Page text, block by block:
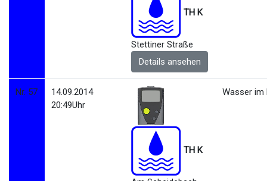
TH K
Stettiner Straße
Details ansehen
Nr. 57
14.09.2014
20:49Uhr
TH K
Wasser im